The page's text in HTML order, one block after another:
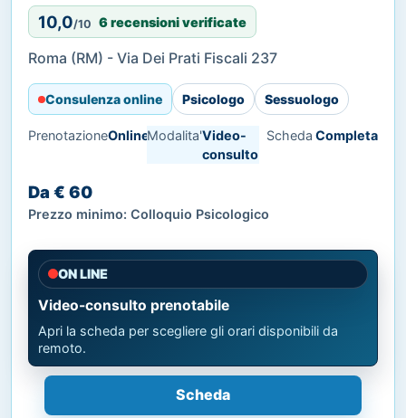
10,0/10 6 recensioni verificate
Roma (RM) - Via Dei Prati Fiscali 237
Consulenza online Psicologo Sessuologo
PrenotazioneOnlineModalita'Video-
consulto
Scheda Completa
Da € 60
Prezzo minimo: Colloquio Psicologico
ON LINE
Video-consulto prenotabile
Apri la scheda per scegliere gli orari disponibili da
remoto.
Scheda